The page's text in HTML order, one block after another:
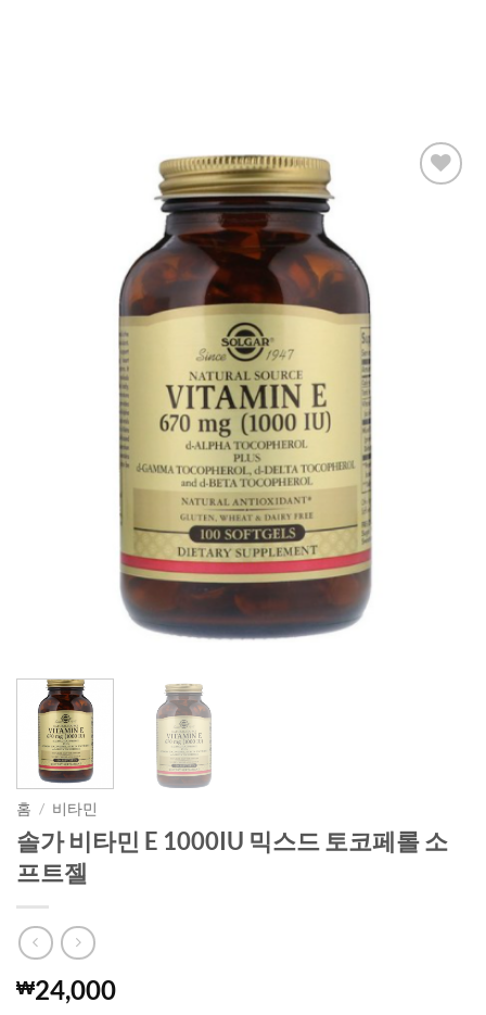
홈 / 비타민
솔가 비타민 E 1000IU 믹스드 토코페롤 소
프트젤
₩24,000